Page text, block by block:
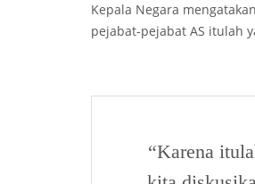
Kepala Negara
pejabat-pejabat AS itulah
“Karena